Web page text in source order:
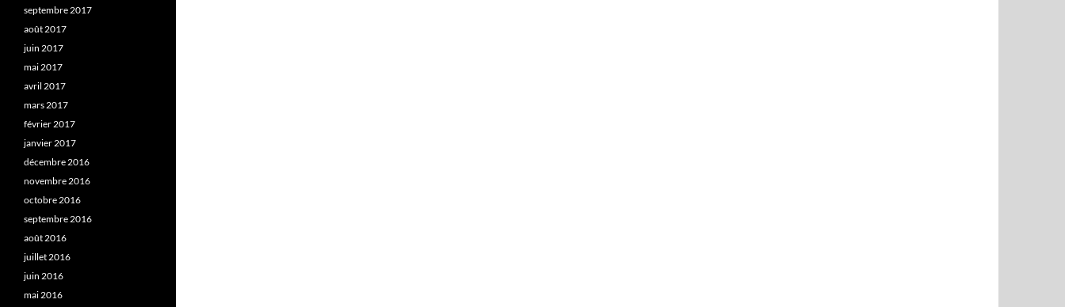
septembre 2017
août 2017
juin 2017
mai 2017
avril 2017
mars 2017
février 2017
janvier 2017
décembre 2016
novembre 2016
octobre 2016
septembre 2016
août 2016
juillet 2016
juin 2016
mai 2016